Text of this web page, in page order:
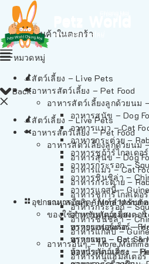
ไม่มีสินค้าในตะกร้า
Back
สัตว์เลี้ยง – Live Pets
อาหารสัตว์เลี้ยง – Pet Food
อาหารสัตว์เลี้ยงลูกด้วยนม
อาหารสุนัข – Dog
อาหารแมว – Cat
อาหารกระต่าย –
อาหารชูก้าร์ไกลเดอ
อาหารกระรอก –
อาหารชินชิล่า –
อาหารแกสบี้ –
อาหารอื่นๆ – More
อาหารหนูแฮมสเตอร์
หมวดหมู่
สัตว์เลี้ยง – Live Pets
อาหารสัตว์เลี้ยง – Pet Food
อาหารสัตว์เลี้ยงลูกด้วยนม
อาหารสุนัข – Dog
อาหารแมว – Cat
อาหารกระต่าย –
อาหารชูก้าร์ไกลเดอ
อาหารกระรอก –
อาหารชินชิล่า –
อาหารแกสบี้ –
อาหารอื่นๆ – More
อาหารหนูแฮมสเตอร์
อาหารเฟอร์เร็ต –
อาหารหนู – Rats &
อาหารเม่นแคระ –
อุปกรณและผลิตภัณฑ์สำหรับสัต
ของใช้สำหรับสัตว์เลี้ยง –
ทรายแฮมสเตอร์ –
ทรายแมว – Cat
ห้องน้ำสัตว์เลี้ยง –